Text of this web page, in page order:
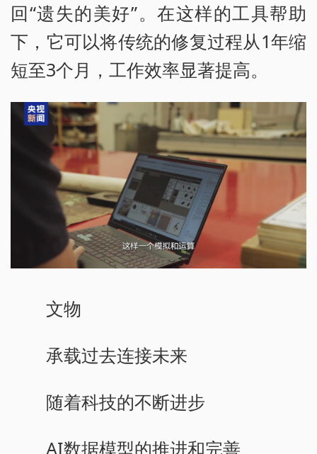
回“遗失的美好”。在这样的工具帮助
下，它可以将传统的修复过程从1年缩
短至3个月，工作效率显著提高。
文物
承载过去连接未来
随着科技的不断进步
AI数据模型的推进和完善